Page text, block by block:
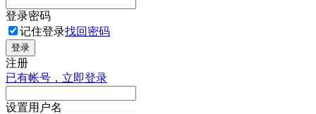
登录密码
记住登录找回密码
登录
注册
已有帐号，立即登录
设置用户名